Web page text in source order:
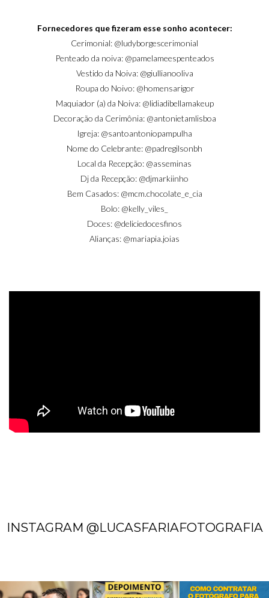
Fornecedores que fizeram esse sonho acontecer:
Cerimonial: @ludyborgescerimonial
Penteado da noiva: @pamelameespenteados
Vestido da Noiva: @giullianooliva
Roupa do Noivo: @homensarigor
Maquiador (a) da Noiva: @lidiadibellamakeup
Decoração da Cerimônia: @antonietamlisboa
Igreja: @santoantoniopampulha
Nome do Celebrante: @padregilsonbh
Local da Recepção: @asseminas
Dj da Recepção: @djmarkiinho
Bem Casados: @mcm.chocolate_e_cia
Bolo: @kelly_viles_
Doces: @deliciedocesfinos
Alianças: @mariapia.joias
INSTAGRAM @LUCASFARIAFOTOGRAFIA